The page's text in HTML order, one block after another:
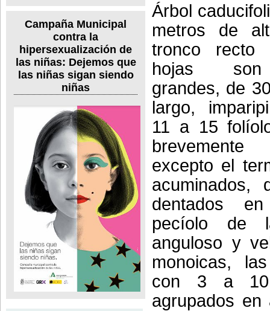
Campaña Municipal
contra la
hipersexualización de
las niñas: Dejemos que
las niñas sigan siendo
niñas
Árbol
metros de
tronco
hojas son
grandes, de
largo,
11 a 15
brevemente
excepto el
acuminados,
dentados
pecíolo de
anguloso y
monoicas,
con 3 a 10
agrupados en